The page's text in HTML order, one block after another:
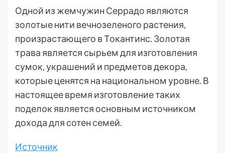
Одной из жемчужин Серрадо являются
золотые нити вечнозеленого растения,
произрастающего в Токантинс. Золотая
трава является сырьем для изготовления
сумок, украшений и предметов декора,
которые ценятся на национальном уровне. В
настоящее время изготовление таких
поделок является основным источником
дохода для сотен семей.
Источник